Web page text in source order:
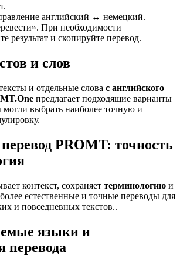
английский ↔ немецкий.
При необходимости
результат и скопируйте перевод.
и слов
и отдельные слова с английского
предлагает подходящие варианты
выбрать наиболее точную и
PROMT: точность
контекст, сохраняет терминологию и
естественные и точные переводы для
и повседневных текстов..
языки и
перевода